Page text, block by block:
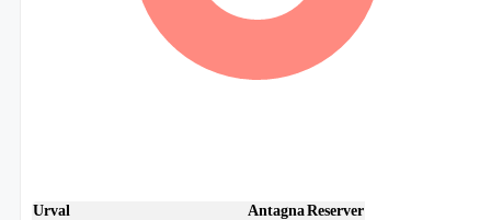
Urval AntagnaReserver